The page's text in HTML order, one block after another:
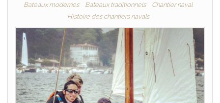
Bateaux modernes Bateaux traditionnels
Chantier naval
Histoire des chantiers navals